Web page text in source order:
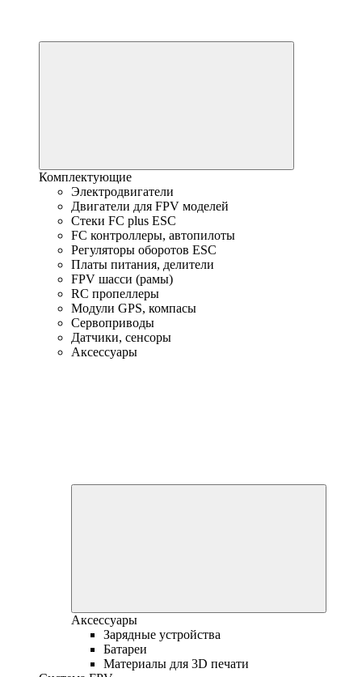
Комплектующие
Электродвигатели
Двигатели для FPV моделей
Стеки FC plus ESC
FC контроллеры, автопилоты
Регуляторы оборотов ESC
Платы питания, делители
FPV шасси (рамы)
RC пропеллеры
Модули GPS, компасы
Сервоприводы
Датчики, сенсоры
Аксессуары
Аксессуары
Зарядные устройства
Батареи
Материалы для 3D печати